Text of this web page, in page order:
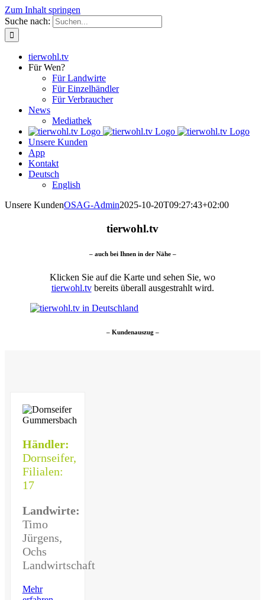
Zum Inhalt springen
Suche nach:
tierwohl.tv
Für Wen?
Für Landwirte
Für Einzelhändler
Für Verbraucher
News
Mediathek
Unsere Kunden
App
Kontakt
Deutsch
English
Unsere KundenOSAG-Admin2025-10-20T09:27:43+02:00
tierwohl.tv
– auch bei Ihnen in der Nähe –
Klicken Sie auf die Karte und sehen Sie, wo
tierwohl.tvbereits überall ausgestrahlt wird.
– Kundenauszug –
Händler:
Dornseifer,
Filialen:
17
Landwirte:
Timo
Jürgens,
Ochs
Landwirtschaft
Mehr